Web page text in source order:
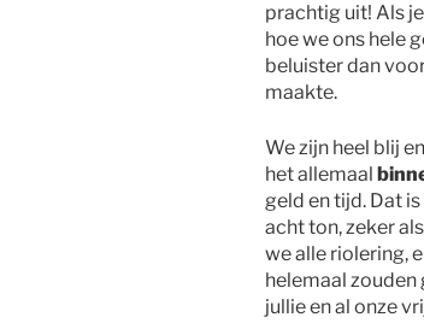
prachtig uit! Als
hoe we ons hele
beluister dan
maakte.
We zijn heel blij
het allemaal
geld en tijd. Dat
acht ton, zeker
we alle riolering,
helemaal zouden
jullie en al onze